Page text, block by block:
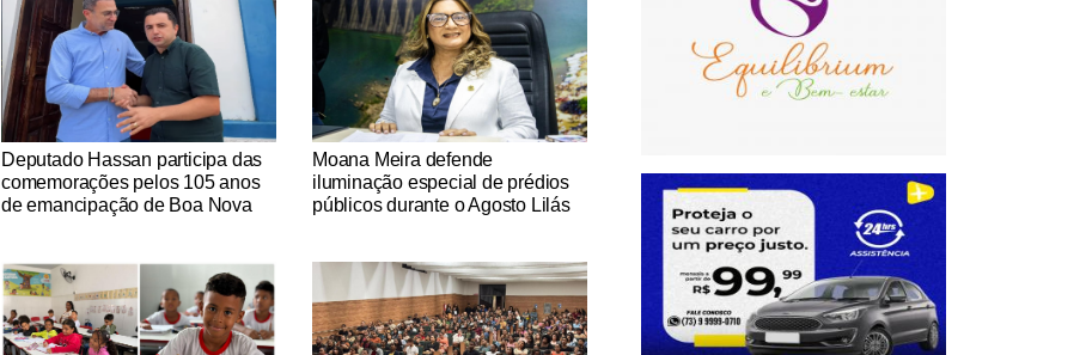
Notícias Católicas
Deputado Hassan participa das
comemorações pelos 105 anos
de emancipação de Boa Nova
Notícias Católicas
Moana Meira defende
iluminação especial de prédios
públicos durante o Agosto Lilás